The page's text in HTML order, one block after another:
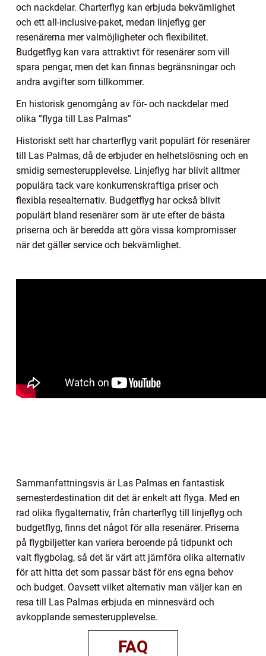
och nackdelar. Charterflyg kan erbjuda bekvämlighet
och ett all-inclusive-paket, medan linjeflyg ger
resenärerna mer valmöjligheter och flexibilitet.
Budgetflyg kan vara attraktivt för resenärer som vill
spara pengar, men det kan finnas begränsningar och
andra avgifter som tillkommer.
En historisk genomgång av för- och nackdelar med
olika ”flyga till Las Palmas”
Historiskt sett har charterflyg varit populärt för resenärer
till Las Palmas, då de erbjuder en helhetslösning och en
smidig semesterupplevelse. Linjeflyg har blivit alltmer
populära tack vare konkurrenskraftiga priser och
flexibla resealternativ. Budgetflyg har också blivit
populärt bland resenärer som är ute efter de bästa
priserna och är beredda att göra vissa kompromisser
när det gäller service och bekvämlighet.
Sammanfattningsvis är Las Palmas en fantastisk
semesterdestination dit det är enkelt att flyga. Med en
rad olika flygalternativ, från charterflyg till linjeflyg och
budgetflyg, finns det något för alla resenärer. Priserna
på flygbiljetter kan variera beroende på tidpunkt och
valt flygbolag, så det är värt att jämföra olika alternativ
för att hitta det som passar bäst för ens egna behov
och budget. Oavsett vilket alternativ man väljer kan en
resa till Las Palmas erbjuda en minnesvärd och
avkopplande semesterupplevelse.
FAQ